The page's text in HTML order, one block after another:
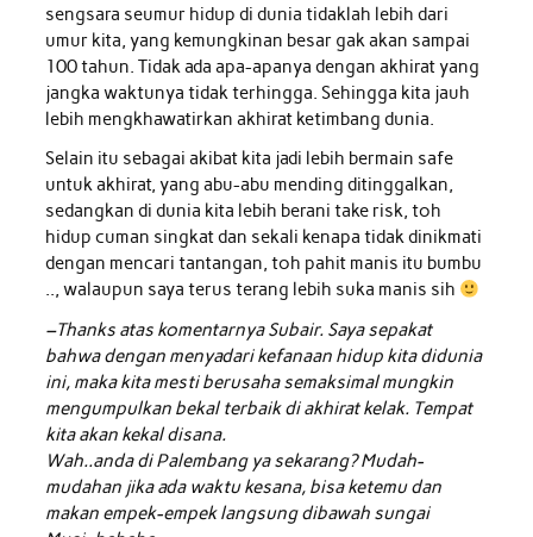
sengsara seumur hidup di dunia tidaklah lebih dari
umur kita, yang kemungkinan besar gak akan sampai
100 tahun. Tidak ada apa-apanya dengan akhirat yang
jangka waktunya tidak terhingga. Sehingga kita jauh
lebih mengkhawatirkan akhirat ketimbang dunia.
Selain itu sebagai akibat kita jadi lebih bermain safe
untuk akhirat, yang abu-abu mending ditinggalkan,
sedangkan di dunia kita lebih berani take risk, toh
hidup cuman singkat dan sekali kenapa tidak dinikmati
dengan mencari tantangan, toh pahit manis itu bumbu
.., walaupun saya terus terang lebih suka manis sih
–Thanks atas komentarnya Subair. Saya sepakat
bahwa dengan menyadari kefanaan hidup kita didunia
ini, maka kita mesti berusaha semaksimal mungkin
mengumpulkan bekal terbaik di akhirat kelak. Tempat
kita akan kekal disana.
Wah..anda di Palembang ya sekarang? Mudah-
mudahan jika ada waktu kesana, bisa ketemu dan
makan empek-empek langsung dibawah sungai